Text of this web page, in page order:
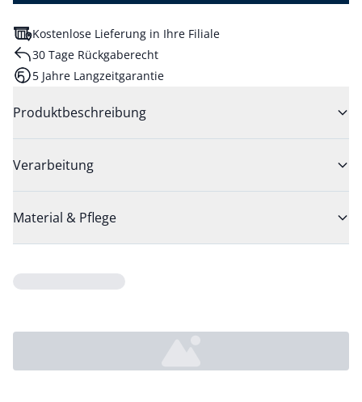
Kostenlose Lieferung in Ihre Filiale
30 Tage Rückgaberecht
5 Jahre Langzeitgarantie
Produktbeschreibung
Verarbeitung
Material & Pflege